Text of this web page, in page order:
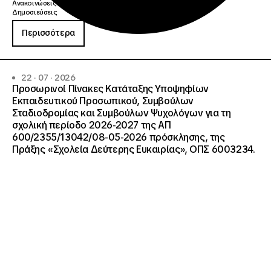
Ανακοινώσεις
Δημοσιεύσεις
Περισσότερα
22 · 07 · 2026
Προσωρινοί Πίνακες Κατάταξης Υποψηφίων
Εκπαιδευτικού Προσωπικού, Συμβούλων
Σταδιοδρομίας και Συμβούλων Ψυχολόγων για τη
σχολική περίοδο 2026-2027 της ΑΠ
600/2355/13042/08-05-2026 πρόσκλησης, της
Πράξης «Σχολεία Δεύτερης Ευκαιρίας», ΟΠΣ 6003234.